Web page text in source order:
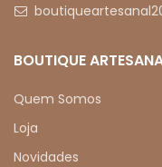
BOUTIQUE
Quem Somos
Loja
Novidades